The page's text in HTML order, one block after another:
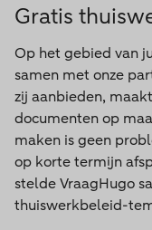
Gratis
Op het gebied van
samen met onze
zij aanbieden,
documenten op
maken is geen
op korte termijn
stelde VraagHugo
thuiswerkbeleid-